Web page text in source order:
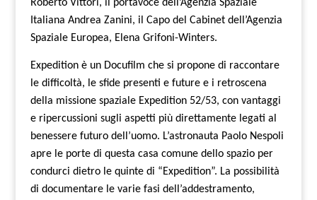
Roberto Vittori, il portavoce dell’Agenzia Spaziale
Italiana Andrea Zanini, il Capo del Cabinet dell’Agenzia
Spaziale Europea, Elena Grifoni-Winters.
Expedition è un Docufilm che si propone di raccontare
le difficoltà, le sfide presenti e future e i retroscena
della missione spaziale Expedition 52/53, con vantaggi
e ripercussioni sugli aspetti più direttamente legati al
benessere futuro dell’uomo. L’astronauta Paolo Nespoli
apre le porte di questa casa comune dello spazio per
condurci dietro le quinte di “Expedition”. La possibilità
di documentare le varie fasi dell’addestramento,